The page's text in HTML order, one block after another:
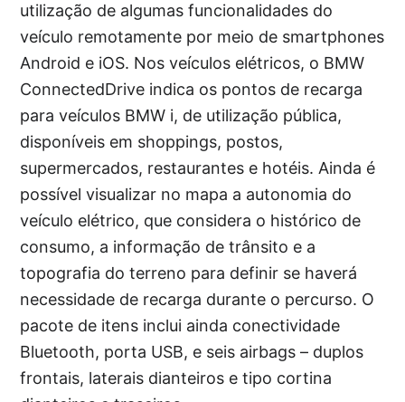
utilização de algumas funcionalidades do
veículo remotamente por meio de smartphones
Android e iOS. Nos veículos elétricos, o BMW
ConnectedDrive indica os pontos de recarga
para veículos BMW i, de utilização pública,
disponíveis em shoppings, postos,
supermercados, restaurantes e hotéis. Ainda é
possível visualizar no mapa a autonomia do
veículo elétrico, que considera o histórico de
consumo, a informação de trânsito e a
topografia do terreno para definir se haverá
necessidade de recarga durante o percurso. O
pacote de itens inclui ainda conectividade
Bluetooth, porta USB, e seis airbags – duplos
frontais, laterais dianteiros e tipo cortina